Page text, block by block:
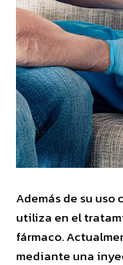
Además de su uso
utiliza en el
fármaco.
mediante una